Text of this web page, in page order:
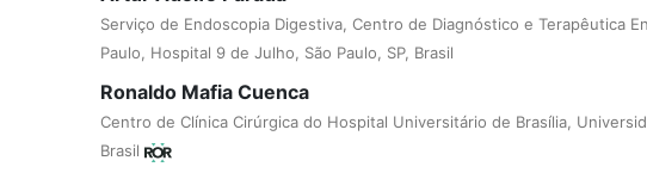
Serviço de Endoscopia Digestiva, Centro de Diagnóstico e Terapêutica
Paulo, Hospital 9 de Julho, São Paulo, SP, Brasil
Ronaldo Mafia Cuenca
Centro de Clínica Cirúrgica do Hospital Universitário de Brasília,
Brasil